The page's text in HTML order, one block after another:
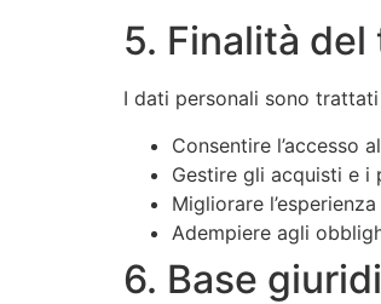
5. Finalità
I dati personali sono
Consentire l’accesso
Gestire gli acquisti e i
Migliorare
Adempiere agli
6. Base